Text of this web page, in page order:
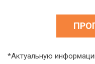
*Актуальную